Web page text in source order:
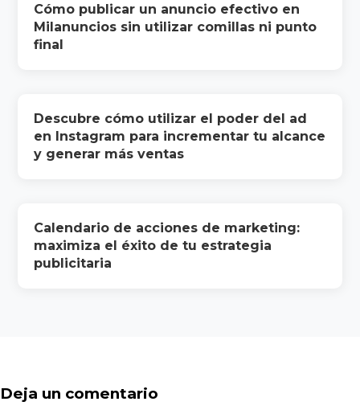
Cómo publicar un anuncio efectivo en
Milanuncios sin utilizar comillas ni punto
final
Descubre cómo utilizar el poder del ad
en Instagram para incrementar tu alcance
y generar más ventas
Calendario de acciones de marketing:
maximiza el éxito de tu estrategia
publicitaria
Deja un comentario